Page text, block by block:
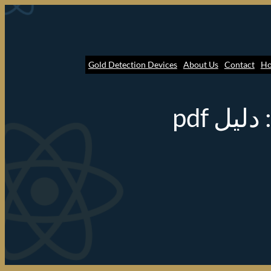
Contact
About Us
Gold Detection Devices
طرق استخلاص الذهب بالماء الملكي: دليل pdf